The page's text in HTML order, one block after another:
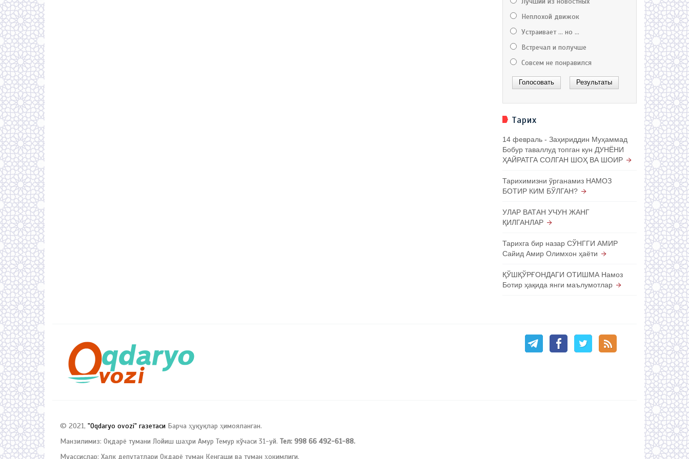
Неплохой движок
Устраивает ... но ...
Встречал и получше
Совсем не понравился
Тарих
14 февраль - Заҳириддин Муҳаммад
Бобур таваллуд топган кун ДУНЁНИ
ҲАЙРАТГА СОЛГАН ШОҲ ВА ШОИР
Тарихимизни ўрганамиз НАМОЗ
БОТИР КИМ БЎЛГАН?
УЛАР ВАТАН УЧУН ЖАНГ
ҚИЛГАНЛАР
Тарихга бир назар СЎНГГИ АМИР
Сайид Амир Олимхон ҳаёти
ҚЎШҚЎРҒОНДАГИ ОТИШМА Намоз
Ботир ҳақида янги маълумотлар
© 2021, "Oqdaryo ovozi" газетаси Барча ҳуқуқлар ҳимояланган.
Манзилимиз: Оқдарё тумани Лойиш шаҳри Амур Темур кўчаси 31-уй. Тел: 998 66 492-61-88.
Муассислар: Халқ депутатлари Оқдарё туман Кенгаши ва туман ҳокимлиги.